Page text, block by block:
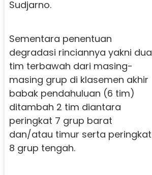
Sudjarno.
Sementara penentuan
degradasi rinciannya yakni dua
tim terbawah dari masing-
masing grup di klasemen akhir
babak pendahuluan (6 tim)
ditambah 2 tim diantara
peringkat 7 grup barat
dan/atau timur serta peringkat
8 grup tengah.